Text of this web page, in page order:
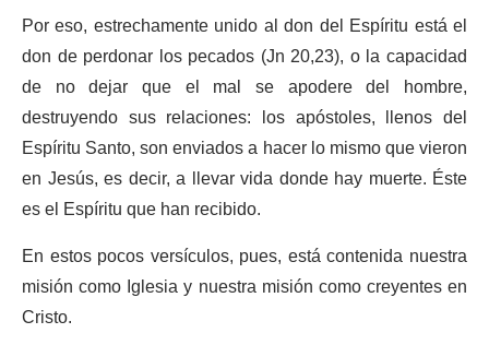
Por eso, estrechamente unido al don del Espíritu está el
don de perdonar los pecados (Jn 20,23), o la capacidad
de no dejar que el mal se apodere del hombre,
destruyendo sus relaciones: los apóstoles, llenos del
Espíritu Santo, son enviados a hacer lo mismo que vieron
en Jesús, es decir, a llevar vida donde hay muerte. Éste
es el Espíritu que han recibido.
En estos pocos versículos, pues, está contenida nuestra
misión como Iglesia y nuestra misión como creyentes en
Cristo.